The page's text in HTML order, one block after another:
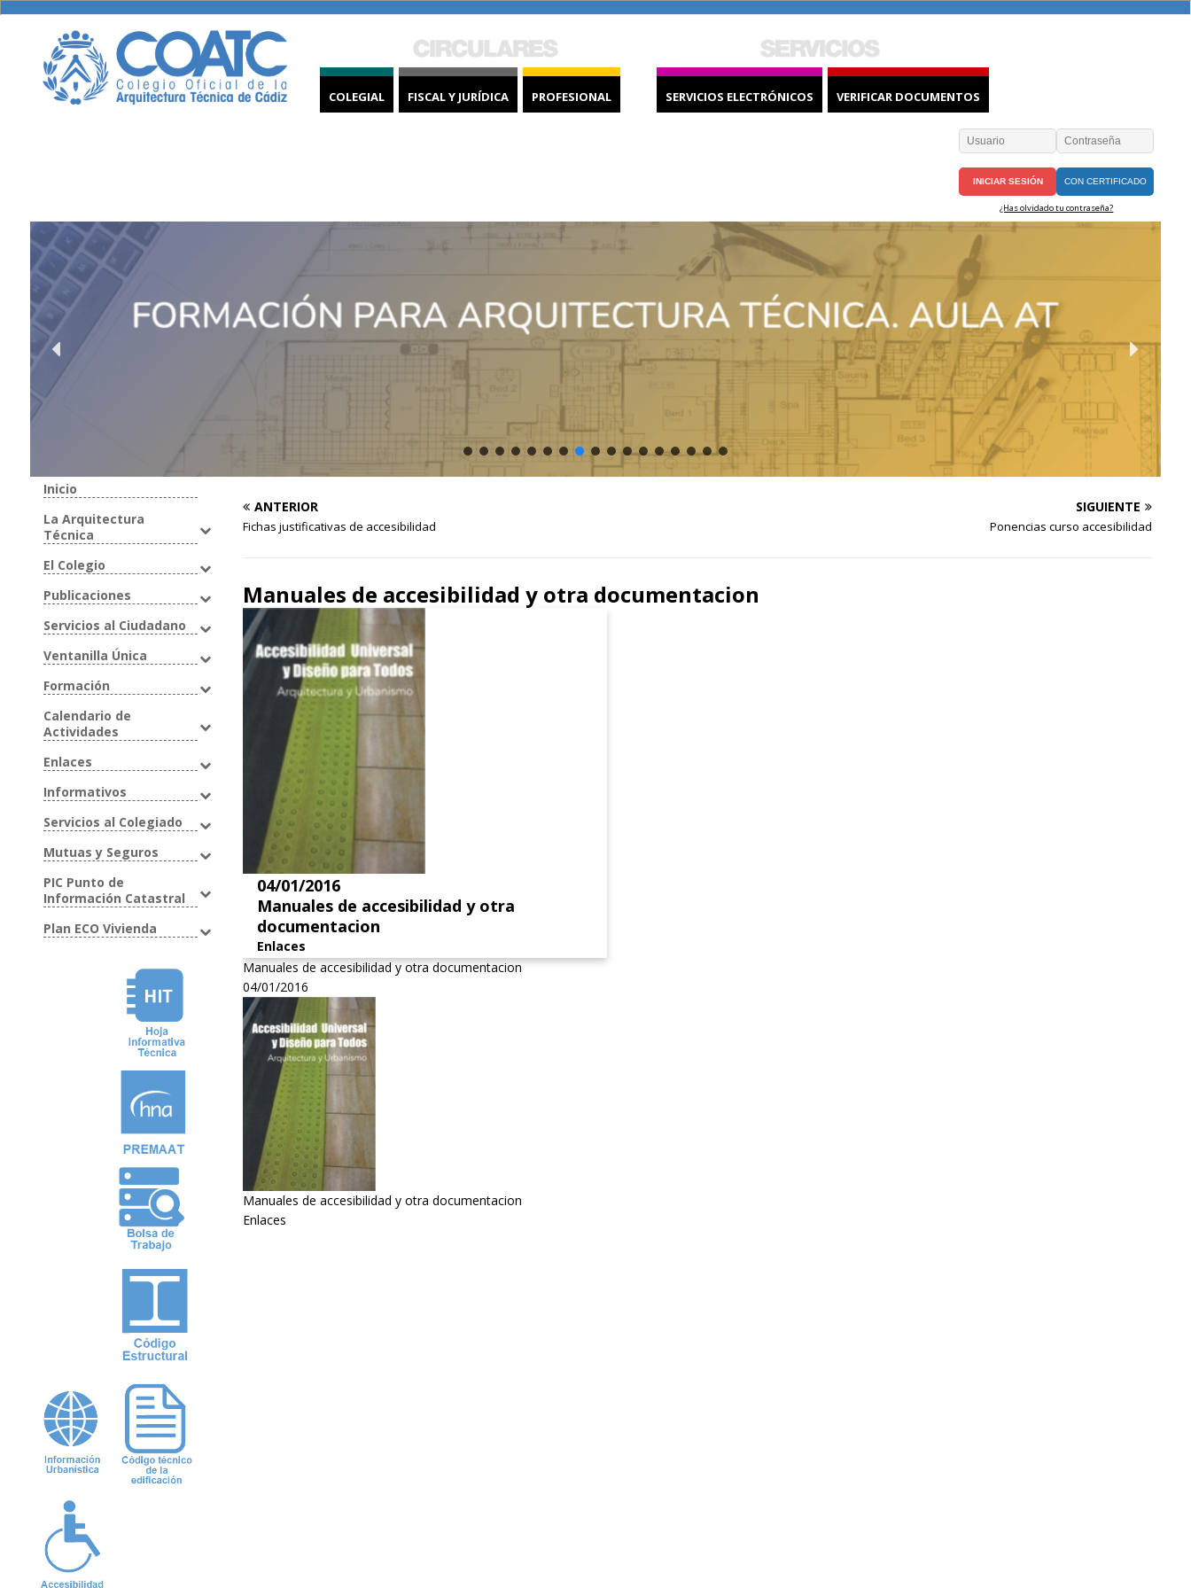
COLEGIAL FISCAL Y JURÍDICA PROFESIONAL SERVICIOS ELECTRÓNICOS VERIFICAR DOCUMENTOS
CON CERTIFICADO
¿Has olvidado tu contraseña?
Inicio
La Arquitectura
Técnica
El Colegio
Publicaciones
Servicios al Ciudadano
Ventanilla Única
Formación
Calendario de
Actividades
Enlaces
Informativos
Servicios al Colegiado
Mutuas y Seguros
PIC Punto de
Información Catastral
Plan ECO Vivienda
ANTERIOR
Fichas justificativas de accesibilidad
SIGUIENTE
Ponencias curso accesibilidad
Manuales de accesibilidad y otra documentacion
04/01/2016
Manuales de accesibilidad y otra
documentacion
Enlaces
Manuales de accesibilidad y otra documentacion
04/01/2016
Manuales de accesibilidad y otra documentacion
Enlaces